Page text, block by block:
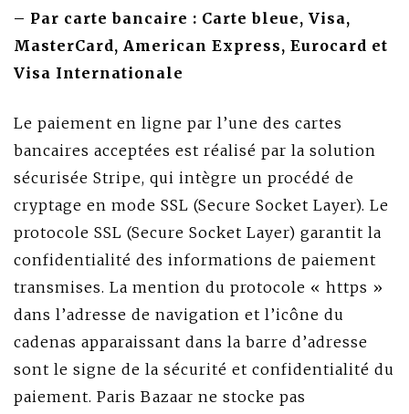
– Par carte bancaire : Carte bleue, Visa,
MasterCard, American Express, Eurocard et
Visa Internationale
Le paiement en ligne par l’une des cartes
bancaires acceptées est réalisé par la solution
sécurisée Stripe, qui intègre un procédé de
cryptage en mode SSL (Secure Socket Layer). Le
protocole SSL (Secure Socket Layer) garantit la
confidentialité des informations de paiement
transmises. La mention du protocole « https »
dans l’adresse de navigation et l’icône du
cadenas apparaissant dans la barre d’adresse
sont le signe de la sécurité et confidentialité du
paiement. Paris Bazaar ne stocke pas